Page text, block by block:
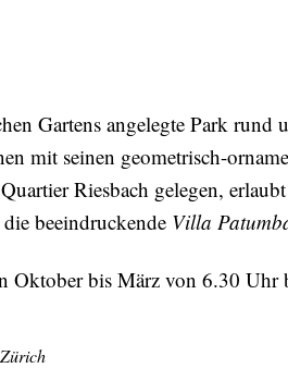
Gartens angelegte Park rund
mit seinen geometrisch-
Riesbach gelegen,
beeindruckende Villa
Oktober bis März von 6.30 Uhr